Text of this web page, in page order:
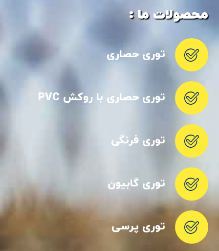
محصولات ما :
توری حصاری
توری حصاری با روکش PVC
توری فرنگی
توری گابیون
توری پرسی